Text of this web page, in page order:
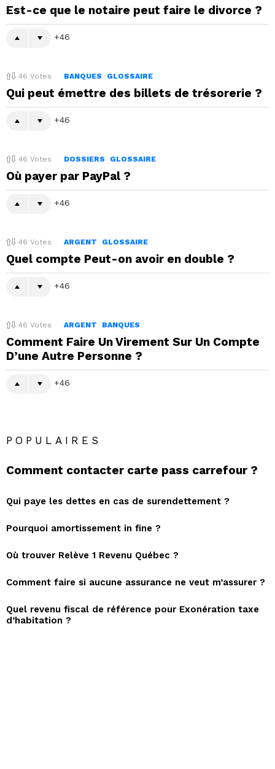
Est-ce que le notaire peut faire le divorce ?
46
46 Votes BANQUES GLOSSAIRE
Qui peut émettre des billets de trésorerie ?
46
46 Votes DOSSIERS GLOSSAIRE
Où payer par PayPal ?
46
46 Votes ARGENT GLOSSAIRE
Quel compte Peut-on avoir en double ?
46
46 Votes ARGENT BANQUES
Comment Faire Un Virement Sur Un Compte
D’une Autre Personne ?
46
POPULAIRES
Comment contacter carte pass carrefour ?
Qui paye les dettes en cas de surendettement ?
Pourquoi amortissement in fine ?
Où trouver Relève 1 Revenu Québec ?
Comment faire si aucune assurance ne veut m’assurer ?
Quel revenu fiscal de référence pour Exonération taxe
d’habitation ?